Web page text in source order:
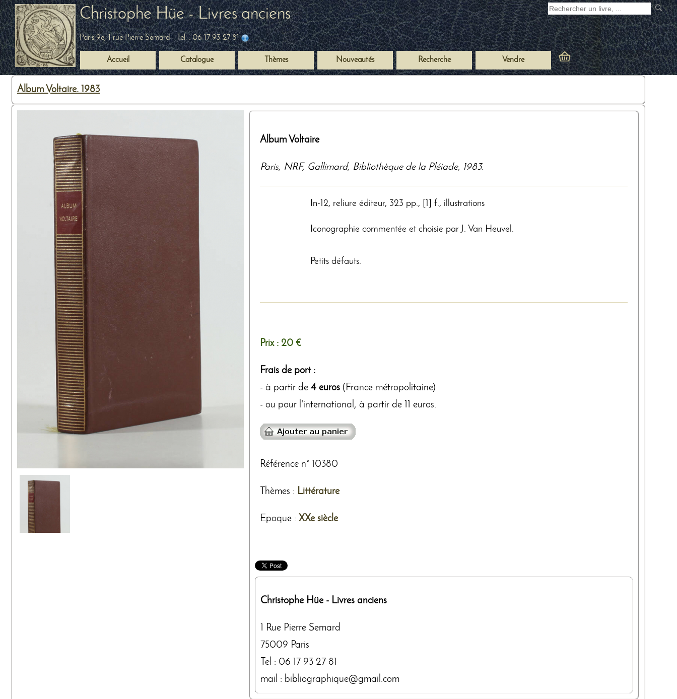
Christophe Hüe - Livres anciens
Paris 9e, 1 rue Pierre Semard- Tel. :06 17 93 27 81
Accueil Catalogue Thèmes Nouveautés Recherche Vendre
Album Voltaire. 1983
Album Voltaire
Paris, NRF, Gallimard, Bibliothèque de la Pléiade, 1983.
In-12, reliure éditeur, 323 pp., [1] f., illustrations
Iconographie commentée et choisie par J. Van Heuvel.
Petits défauts.
Prix : 20 €
Frais de port :
- à partir de 4 euros (France métropolitaine)
- ou pour l'international, à partir de 11 euros.
Référence n° 10380
Thèmes : Littérature
Epoque : XXe siècle
Christophe Hüe- Livres anciens
1 Rue Pierre Semard
75009 Paris
Tel : 06 17 93 27 81
mail : bibliographique@gmail.com